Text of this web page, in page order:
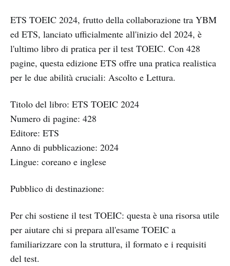
ETS TOEIC 2024, frutto della collaborazione tra YBM
ed ETS, lanciato ufficialmente all'inizio del 2024, è
l'ultimo libro di pratica per il test TOEIC. Con 428
pagine, questa edizione ETS offre una pratica realistica
per le due abilità cruciali: Ascolto e Lettura.
Titolo del libro: ETS TOEIC 2024
Numero di pagine: 428
Editore: ETS
Anno di pubblicazione: 2024
Lingue: coreano e inglese
Pubblico di destinazione:
Per chi sostiene il test TOEIC: questa è una risorsa utile
per aiutare chi si prepara all'esame TOEIC a
familiarizzare con la struttura, il formato e i requisiti
del test.